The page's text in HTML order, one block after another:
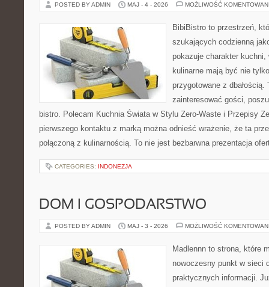
POSTED BY ADMIN MAJ - 4 - 2026 MOŻLIWOŚĆ
BibiBistro to przestrzeń,
szukających codzienną
pokazuje charakter
kulinarne mają być nie
przygotowane z
zainteresować gości,
bistro. Polecam Kuchnia Świata w Stylu Zero-Waste i Przepisy
pierwszego kontaktu z marką można odnieść wrażenie, że ta
połączoną z kulinarnością. To nie jest bezbarwna prezentacja
CATEGORIES: INDONEZJA
DOM I GOSPODARSTWO
POSTED BY ADMIN MAJ - 3 - 2026 MOŻLIWOŚĆ
Madlennn to strona, które
nowoczesny punkt w sieci
praktycznych informacji.